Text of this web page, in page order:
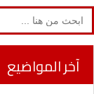
Search
for:
آخر المواضيع